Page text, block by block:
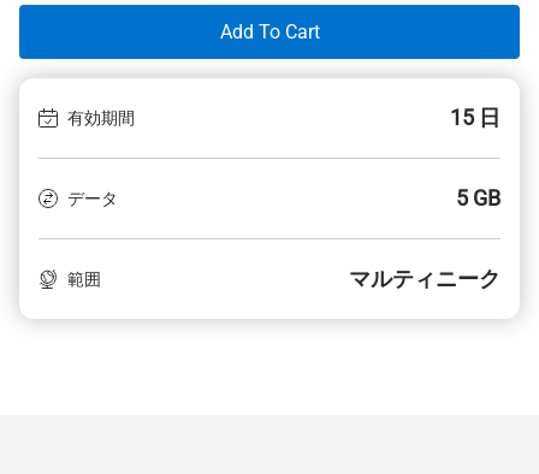
Add To Cart
有効期間 15 日
データ 5 GB
範囲 マルティニーク